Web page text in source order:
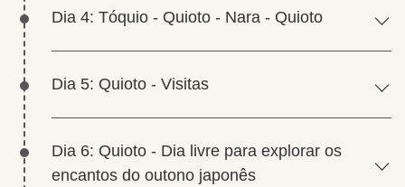
Dia 4: Tóquio - Quioto - Nara - Quioto
Dia 5: Quioto - Visitas
Dia 6: Quioto - Dia livre para explorar os
encantos do outono japonês